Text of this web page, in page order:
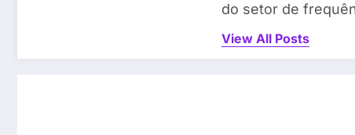
do setor de
View All Posts